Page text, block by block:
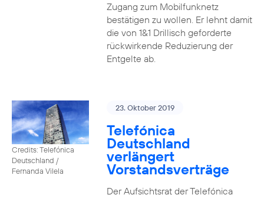
Zugang zum Mobilfunknetz
bestätigen zu wollen. Er lehnt damit
die von 1&1 Drillisch geforderte
rückwirkende Reduzierung der
Entgelte ab.
Credits: Telefónica
Deutschland /
Fernanda Vilela
23. Oktober 2019
Telefónica
Deutschland
verlängert
Vorstandsverträge
Der Aufsichtsrat der Telefónica